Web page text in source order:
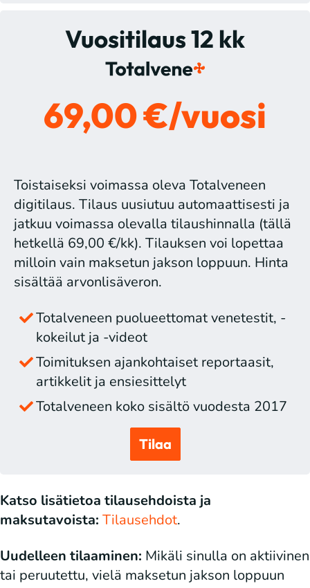
Vuositilaus 12 kk
69,00 €/vuosi
Toistaiseksi voimassa oleva Totalveneen
digitilaus. Tilaus uusiutuu automaattisesti ja
jatkuu voimassa olevalla tilaushinnalla (tällä
hetkellä 69,00 €/kk). Tilauksen voi lopettaa
milloin vain maksetun jakson loppuun. Hinta
sisältää arvonlisäveron.
Totalveneen puolueettomat venetestit, -
kokeilut ja -videot
Toimituksen ajankohtaiset reportaasit,
artikkelit ja ensiesittelyt
Totalveneen koko sisältö vuodesta 2017
Tilaa
Katso lisätietoa tilausehdoista ja
maksutavoista: Tilausehdot.
Uudelleen tilaaminen: Mikäli sinulla on aktiivinen
tai peruutettu, vielä maksetun jakson loppuun